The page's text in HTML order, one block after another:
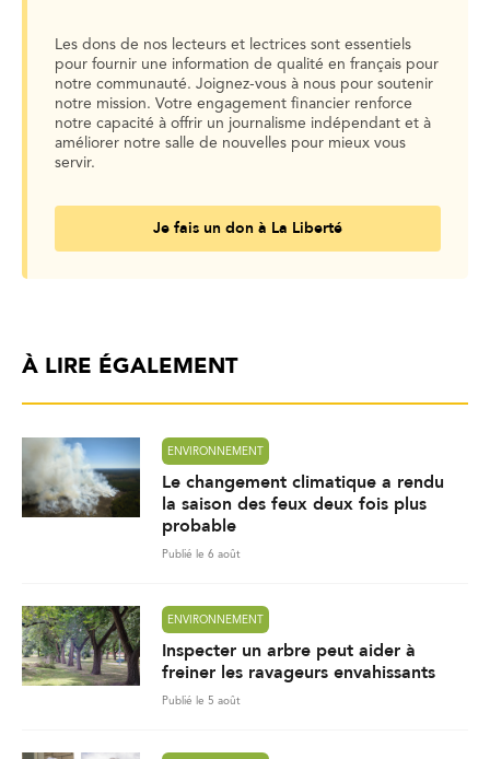
Les dons de nos lecteurs et lectrices sont essentiels
pour fournir une information de qualité en français pour
notre communauté. Joignez-vous à nous pour soutenir
notre mission. Votre engagement financier renforce
notre capacité à offrir un journalisme indépendant et à
améliorer notre salle de nouvelles pour mieux vous
servir.
Je fais un don à La Liberté
À LIRE ÉGALEMENT
ENVIRONNEMENT
Le changement climatique a rendu
la saison des feux deux fois plus
probable
Publié le 6 août
ENVIRONNEMENT
Inspecter un arbre peut aider à
freiner les ravageurs envahissants
Publié le 5 août